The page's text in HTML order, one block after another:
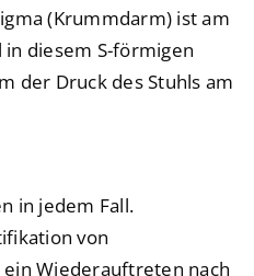
(Krummdarm) ist am
diesem S-förmigen
der Druck des Stuhls am
in jedem Fall.
von
Wiederauftreten nach